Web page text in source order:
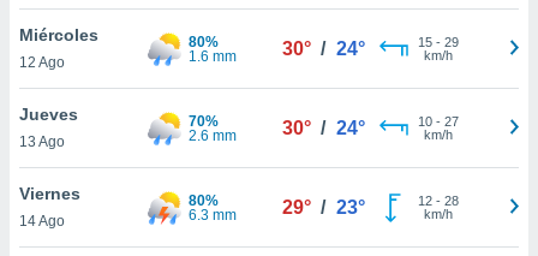
Miércoles
12 Ago
80%
1.6 mm
30° / 24° 15- 29
km/h
Jueves
13 Ago
70%
2.6 mm
30° / 24° 10- 27
km/h
Viernes
14 Ago
80%
6.3 mm
29° / 23° 12- 28
km/h